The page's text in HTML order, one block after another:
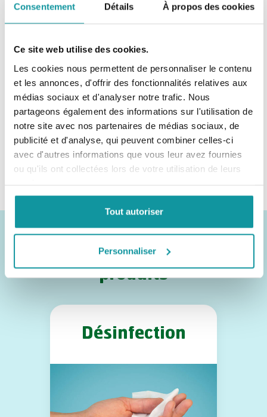
Consentement Détails À propos des cookies
Ce site web utilise des cookies.
Les cookies nous permettent de personnaliser le contenu
et les annonces, d'offrir des fonctionnalités relatives aux
médias sociaux et d'analyser notre trafic. Nous
partageons également des informations sur l'utilisation de
notre site avec nos partenaires de médias sociaux, de
publicité et d'analyse, qui peuvent combiner celles-ci
avec d'autres informations que vous leur avez fournies
ou qu'ils ont collectées lors de votre utilisation de leurs
Tout autoriser
Personnaliser
Dreumex Car
Shampoo
Autres catégories de
produits
Désinfection